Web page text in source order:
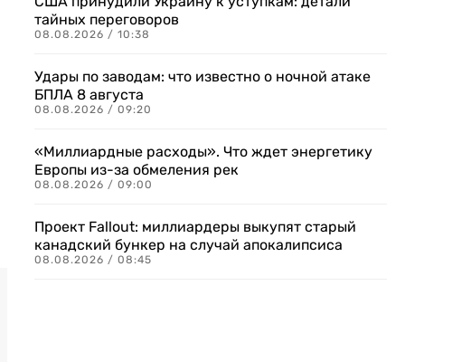
тайных переговоров
08.08.2026 / 10:38
Удары по заводам: что известно о ночной атаке
БПЛА 8 августа
08.08.2026 / 09:20
«Миллиардные расходы». Что ждет энергетику
Европы из-за обмеления рек
08.08.2026 / 09:00
Проект Fallout: миллиардеры выкупят старый
канадский бункер на случай апокалипсиса
08.08.2026 / 08:45